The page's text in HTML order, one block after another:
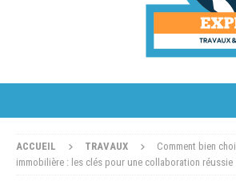
ACCUEIL TRAVAUX
Comment bien
immobilière : les clés pour une collaboration réussie